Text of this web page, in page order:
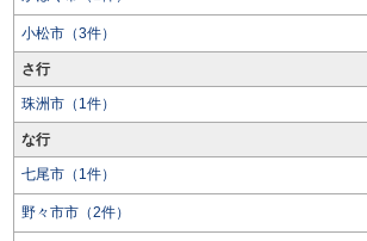
小松市（3件）
さ行
珠洲市（1件）
な行
七尾市（1件）
野々市市（2件）